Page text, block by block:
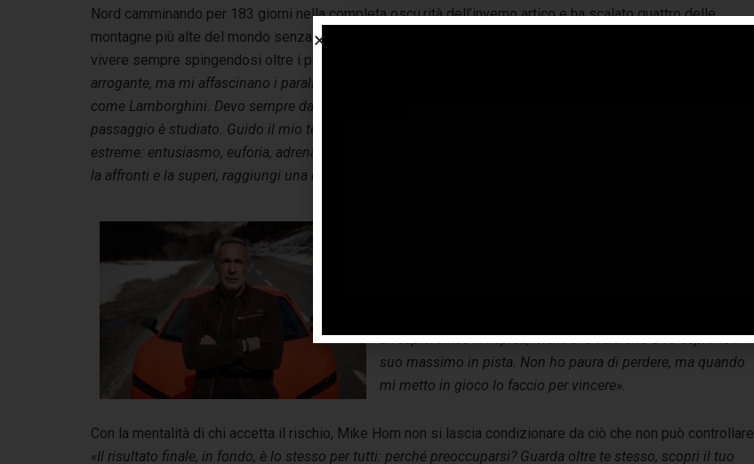
Nord camminando per 183 giorni nella completa oscu.rità dell’inverno artico e ha scalato quattro delle
montagne più alte del mondo senza l’uso di ossigeno supplementare. Tutto nasce da una scelta precisa:
vivere sempre spingendosi oltre i propri limiti.
arrogante, ma mi affascinano i parallelismi»,
come Lamborghini. Devo sempre dare il massimo. Ogni spedizione è pianificata nei minimi dettagli, ogni
passaggio è studiato. Guido il mio team verso il massimo delle capacità e insieme viviamo emozioni
estreme: entusiasmo, euforia, adrenalina pura e, naturalmente, la paura. Ma la paura è solo l’ignoto. Quando
la affronti e la superi, raggiungi una dimensione completamente diversa».
un’esploratrice intrepida, mentre la versione GT3 esprime il
suo massimo in pista. Non ho paura di perdere, ma quando
mi metto in gioco lo faccio per vincere».
Con la mentalità di chi accetta il rischio, Mike Horn non si lascia condizionare da ciò che non può controllare.
«Il risultato finale, in fondo, è lo stesso per tutti: perché preoccuparsi? Guarda oltre te stesso, scopri il tuo